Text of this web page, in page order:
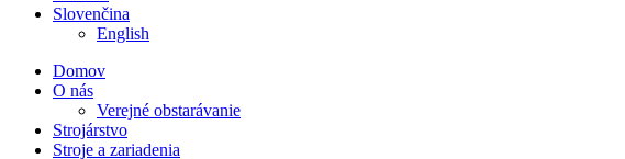
Slovenčina
English
Domov
O nás
Verejné obstarávanie
Strojárstvo
Stroje a zariadenia